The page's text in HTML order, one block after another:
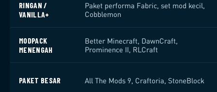
RINGAN /
VANILLA+
Paket performa Fabric, set mod kecil,
Cobblemon
MODPACK
MENENGAH
Better Minecraft, DawnCraft,
Prominence II, RLCraft
PAKET BESAR All The Mods 9, Craftoria, StoneBlock